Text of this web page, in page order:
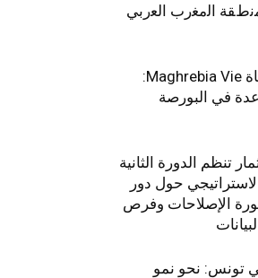
اﻟﻣﻐرب اﻟﻌرﺑﻲ
التأمينات المغربية حياة Maghrebia Vie:
في البورصة
تنظم الدورة الثانية
حول دور
الإصلاحات وفرص
تونس: نحو نمو